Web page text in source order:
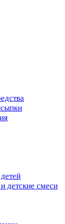
детские смеси